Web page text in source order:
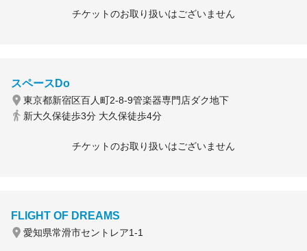
チケットのお取り扱いはございません
スペースDo
東京都新宿区百人町2-8-9管楽器専門店ダク地下
新大久保徒歩3分 大久保徒歩4分
チケットのお取り扱いはございません
FLIGHT OF DREAMS
愛知県常滑市セントレア1-1